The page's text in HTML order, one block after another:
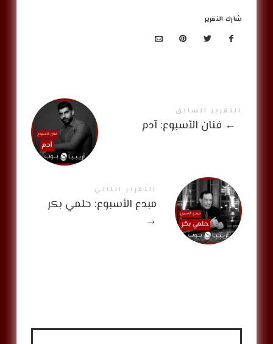
شارك التقرير
التقرير السابق
← فنان الأسبوع: آدم
التقرير التالي
مبدع الأسبوع: حلمي بكر
→